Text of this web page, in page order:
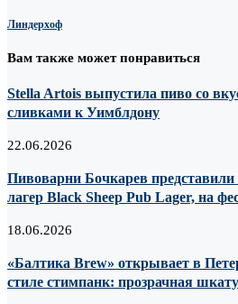
Линдерхоф
Вам также может понравиться
Stella Artois выпустила пиво со
сливками к Уимблдону
22.06.2026
Пивоварни Бочкарев
лагер Black Sheep Pub Lager, на
18.06.2026
«Балтика Brew» открывает в
стиле стимпанк: прозрачная